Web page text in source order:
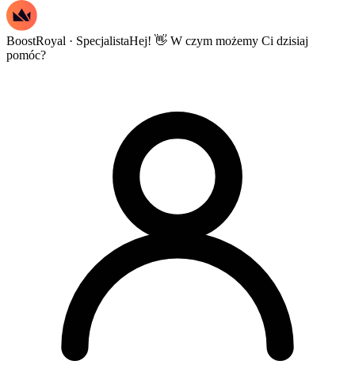
BoostRoyal · SpecjalistaHej! 👋 W czym możemy Ci dzisiaj
pomóc?